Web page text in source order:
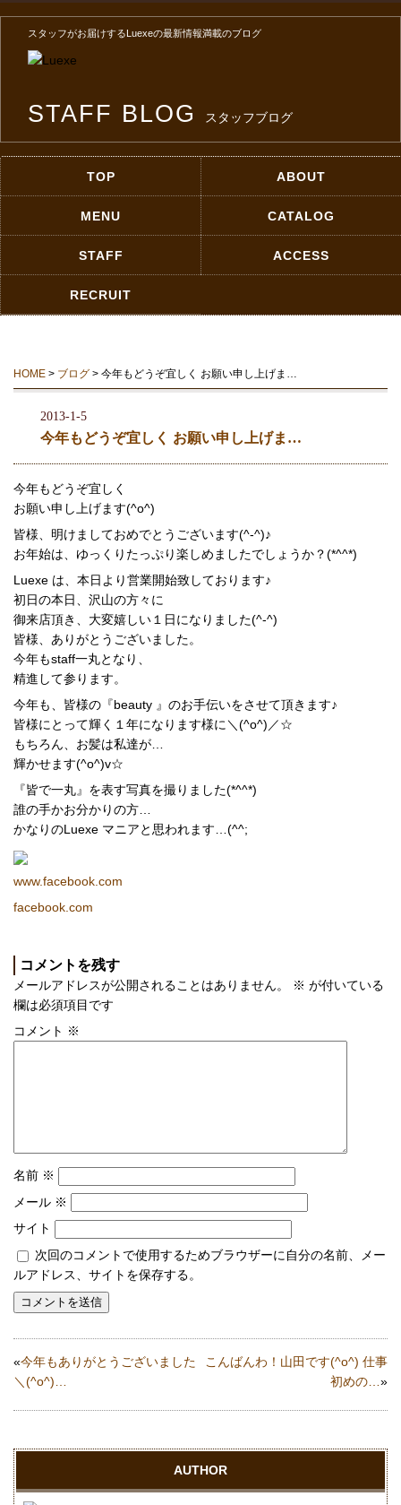
スタッフがお届けするLuexeの最新情報満載のブログ
STAFF BLOG スタッフブログ
TOP ABOUT
MENU CATALOG
STAFF ACCESS
RECRUIT
HOME > ブログ > 今年もどうぞ宜しく お願い申し上げま…
2013-1-5
今年もどうぞ宜しく お願い申し上げま…
今年もどうぞ宜しく
お願い申し上げます(^o^)
皆様、明けましておめでとうございます(^-^)♪
お年始は、ゆっくりたっぷり楽しめましたでしょうか？(*^^*)
Luexe は、本日より営業開始致しております♪
初日の本日、沢山の方々に
御来店頂き、大変嬉しい１日になりました(^-^)
皆様、ありがとうございました。
今年もstaff一丸となり、
精進して参ります。
今年も、皆様の『beauty 』のお手伝いをさせて頂きます♪
皆様にとって輝く１年になります様に＼(^o^)／☆
もちろん、お髪は私達が…
輝かせます(^o^)v☆
『皆で一丸』を表す写真を撮りました(*^^*)
誰の手かお分かりの方…
かなりのLuexe マニアと思われます…(^^;
www.facebook.com
facebook.com
コメントを残す
メールアドレスが公開されることはありません。 ※ が付いている
欄は必須項目です
コメント ※
名前 ※
メール ※
サイト
次回のコメントで使用するためブラウザーに自分の名前、メー
ルアドレス、サイトを保存する。
«今年もありがとうございました
＼(^o^)…
こんばんわ！山田です(^o^) 仕事
初めの… »
AUTHOR